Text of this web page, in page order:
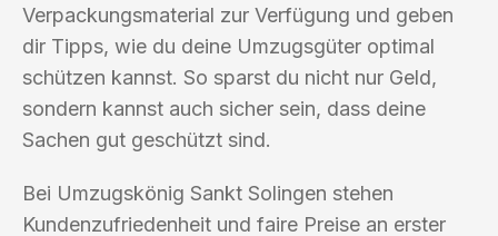
Verpackungsmaterial zur Verfügung und geben
dir Tipps, wie du deine Umzugsgüter optimal
schützen kannst. So sparst du nicht nur Geld,
sondern kannst auch sicher sein, dass deine
Sachen gut geschützt sind.
Bei Umzugskönig Sankt Solingen stehen
Kundenzufriedenheit und faire Preise an erster